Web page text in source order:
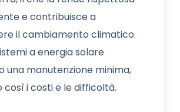
e contribuisce a
il cambiamento climatico.
a energia solare
una manutenzione minima,
così i costi e le difficoltà.